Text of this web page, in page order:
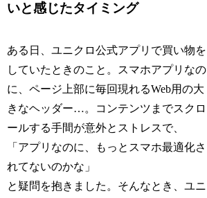
いと感じたタイミング
ある日、ユニクロ公式アプリで買い物を
していたときのこと。スマホアプリなの
に、ページ上部に毎回現れるWeb用の大
きなヘッダー…。コンテンツまでスクロ
ールする手間が意外とストレスで、
「アプリなのに、もっとスマホ最適化さ
れてないのかな」
と疑問を抱きました。そんなとき、ユニ